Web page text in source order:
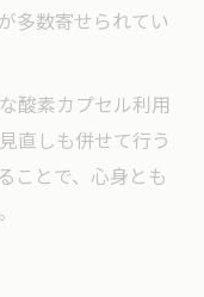
多数寄せられてい
酸素カプセル利用
直しも併せて行う
ことで、心身とも